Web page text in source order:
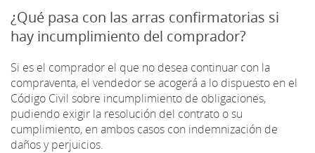
¿Qué pasa con las arras confirmatorias si
hay incumplimiento del comprador?
Si es el comprador el que no desea continuar con la
compraventa, el vendedor se acogerá a lo dispuesto en el
Código Civil sobre incumplimiento de obligaciones,
pudiendo exigir la resolución del contrato o su
cumplimiento, en ambos casos con indemnización de
daños y perjuicios.